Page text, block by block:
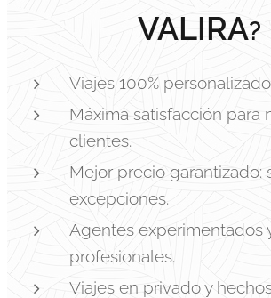
VALIRA?
Viajes 100%
Máxima satisfacción para
clientes.
Mejor precio garantizado:
excepciones.
Agentes experimentados
profesionales.
Viajes en privado y